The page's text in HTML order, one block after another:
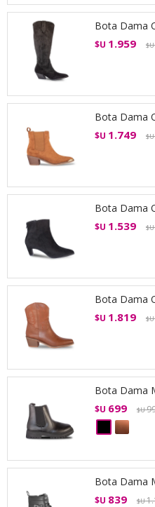
Bota Dama
$U 1.959 $U
Bota Dama
$U 1.749 $U
Bota Dama
$U 1.539 $U
Bota Dama
$U 1.819 $U
Bota Dama
$U 699 $U
Bota Dama
$U 839 $U